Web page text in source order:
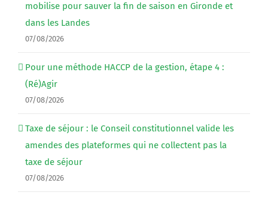
mobilise pour sauver la fin de saison en Gironde et
dans les Landes
07/08/2026
Pour une méthode HACCP de la gestion, étape 4 :
(Ré)Agir
07/08/2026
Taxe de séjour : le Conseil constitutionnel valide les
amendes des plateformes qui ne collectent pas la
taxe de séjour
07/08/2026